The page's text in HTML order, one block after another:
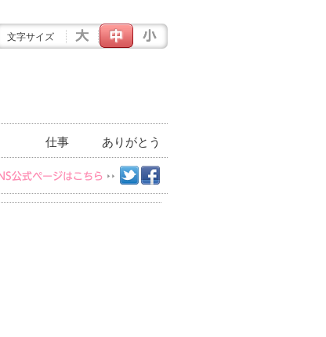
文字サイズ
仕事 ありがとう